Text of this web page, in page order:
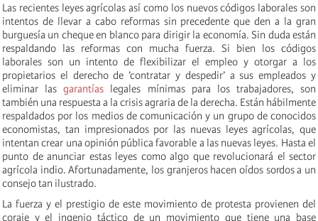
Las recientes leyes agrícolas así como los nuevos códigos laborales son
intentos de llevar a cabo reformas sin precedente que den a la gran
burguesía un cheque en blanco para dirigir la economía. Sin duda están
respaldando las reformas con mucha fuerza. Si bien los códigos
laborales son un intento de flexibilizar el empleo y otorgar a los
propietarios el derecho de ’contratar y despedir’ a sus empleados y
eliminar lasgarantías legales mínimas para los trabajadores, son
también una respuesta a la crisis agraria de la derecha. Están hábilmente
respaldados por los medios de comunicación y un grupo de conocidos
economistas, tan impresionados por las nuevas leyes agrícolas, que
intentan crear una opinión pública favorable a las nuevas leyes. Hasta el
punto de anunciar estas leyes como algo que revolucionará el sector
agrícola indio. Afortunadamente, los granjeros hacen oídos sordos a un
consejo tan ilustrado.
La fuerza y ​​el prestigio de este movimiento de protesta provienen del
coraje y el ingenio táctico de un movimiento que tiene una base